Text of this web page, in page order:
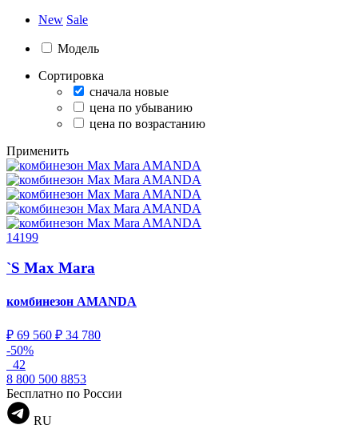
New Sale
Модель
Сортировка
сначала новые
цена по убыванию
цена по возрастанию
Применить
14199
`S Max Mara
комбинезон AMANDA
₽ 69 560 ₽ 34 780
-50%
42
8 800 500 8853
Бесплатно по России
RU